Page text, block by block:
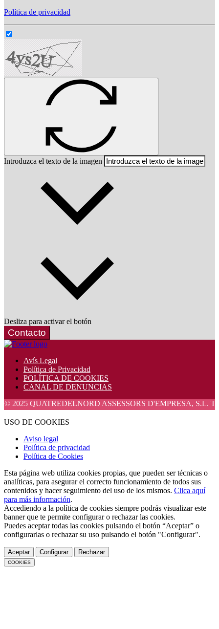
Política de privacidad
Introduzca el texto de la imagen
Desliza para activar el botón
Contacto
Avís Legal
Política de Privacidad
POLÍTICA DE COOKIES
CANAL DE DENUNCIAS
ASSESSORS D'EMPRESA, S.L. Tots els
USO DE COOKIES
Aviso legal
Política de privacidad
Política de Cookies
Esta página web utiliza cookies propias, que pueden ser técnicas o
analíticas, para asegurar el correcto funcionamiento de todos sus
contenidos y hacer seguimiento del uso de los mismos. Clica aquí
para más información.
Accediendo a la política de cookies siempre podrás visualizar este
banner que te permite configurar o rechazar las cookies.
Puedes aceptar todas las cookies pulsando el botón “Aceptar” o
configurarlas o rechazar su uso pulsando el botón "Configurar".
Aceptar Configurar Rechazar
COOKIES